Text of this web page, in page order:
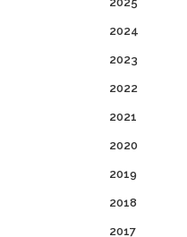
2024
2023
2022
2021
2020
2019
2018
2017